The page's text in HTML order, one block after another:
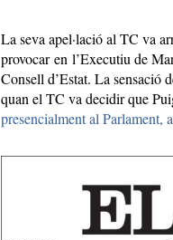
La seva apel·lació al TC va
provocar en l’Executiu de
Consell d’Estat. La sensació
quan el TC va decidir que
presencialment al Parlament,